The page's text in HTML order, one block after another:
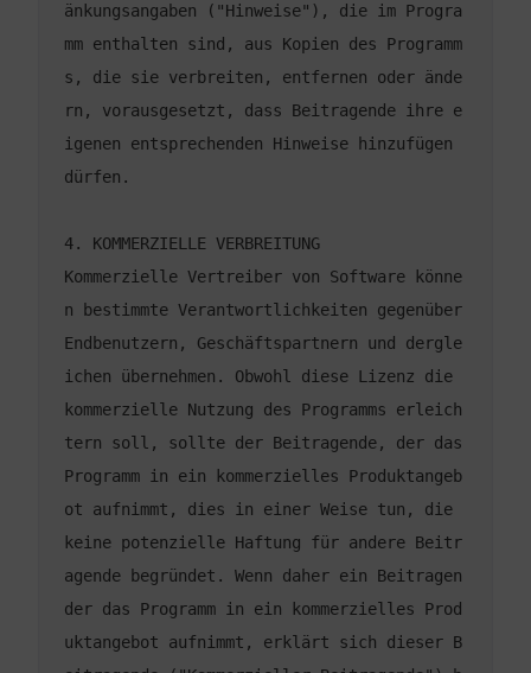
änkungsangaben ("Hinweise"), die im Progra
mm enthalten sind, aus Kopien des Programm
s, die sie verbreiten, entfernen oder ände
rn, vorausgesetzt, dass Beitragende ihre e
igenen entsprechenden Hinweise hinzufügen
Kommerzielle Vertreiber von Software könne
n bestimmte Verantwortlichkeiten gegenüber
Endbenutzern, Geschäftspartnern und dergle
ichen übernehmen. Obwohl diese Lizenz die
kommerzielle Nutzung des Programms erleich
tern soll, sollte der Beitragende, der das
Programm in ein kommerzielles Produktangeb
ot aufnimmt, dies in einer Weise tun, die
keine potenzielle Haftung für andere Beitr
agende begründet. Wenn daher ein Beitragen
der das Programm in ein kommerzielles Prod
uktangebot aufnimmt, erklärt sich dieser B